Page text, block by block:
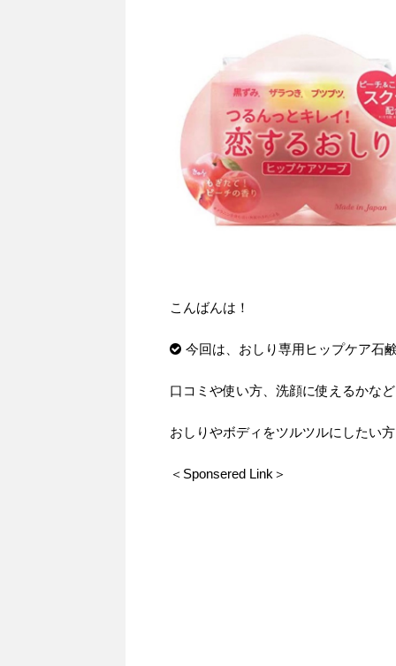
こんばんは！
今回は、おしり専用ヒップケア石
口コミや使い方、洗顔に使えるかな
おしりやボディをツルツルにしたい
＜Sponsered Link＞